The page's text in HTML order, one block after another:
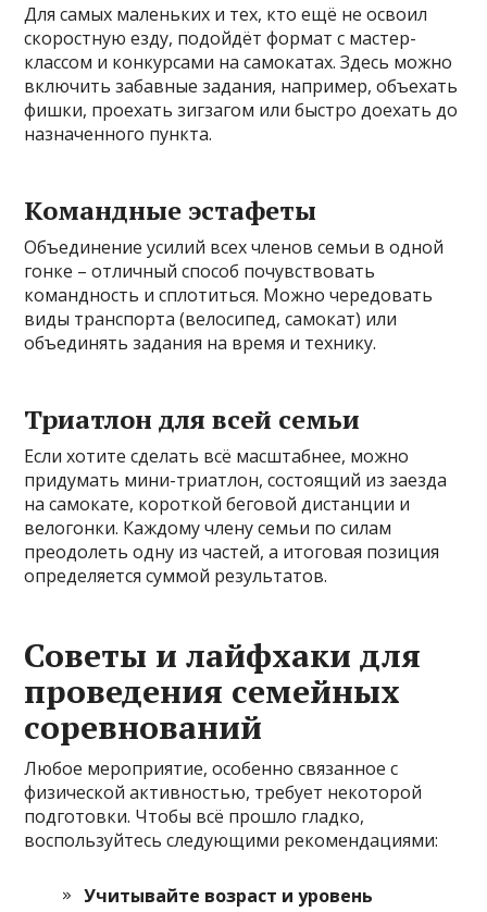
Для самых маленьких и тех, кто ещё не освоил
скоростную езду, подойдёт формат с мастер-
классом и конкурсами на самокатах. Здесь можно
включить забавные задания, например, объехать
фишки, проехать зигзагом или быстро доехать до
назначенного пункта.
Командные эстафеты
Объединение усилий всех членов семьи в одной
гонке – отличный способ почувствовать
командность и сплотиться. Можно чередовать
виды транспорта (велосипед, самокат) или
объединять задания на время и технику.
Триатлон для всей семьи
Если хотите сделать всё масштабнее, можно
придумать мини-триатлон, состоящий из заезда
на самокате, короткой беговой дистанции и
велогонки. Каждому члену семьи по силам
преодолеть одну из частей, а итоговая позиция
определяется суммой результатов.
Советы и лайфхаки для
проведения семейных
соревнований
Любое мероприятие, особенно связанное с
физической активностью, требует некоторой
подготовки. Чтобы всё прошло гладко,
воспользуйтесь следующими рекомендациями:
Учитывайте возраст и уровень